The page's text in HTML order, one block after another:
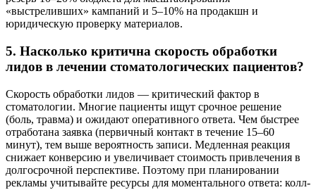
«выстреливших» кампаний и 5–10% на продакшн и
юридическую проверку материалов.
5. Насколько критична скорость обработки
лидов в лечении стоматологических пациентов?
Скорость обработки лидов — критический фактор в
стоматологии. Многие пациенты ищут срочное решение
(боль, травма) и ожидают оперативного ответа. Чем быстрее
отработана заявка (первичный контакт в течение 15–60
минут), тем выше вероятность записи. Медленная реакция
снижает конверсию и увеличивает стоимость привлечения в
долгосрочной перспективе. Поэтому при планировании
рекламы учитывайте ресурсы для моментального ответа: колл-